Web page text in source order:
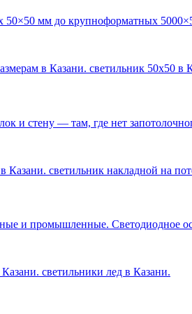
мм до крупноформатных
в Казани. светильник 50х50
и стену — там, где нет
светильник накладной на
и промышленные. Светодиодное
светильники лед в Казани.